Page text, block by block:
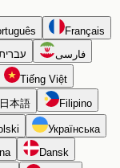
Français
فارسی
Tiếng Việt
日本語 Filipino
Українська
Dansk